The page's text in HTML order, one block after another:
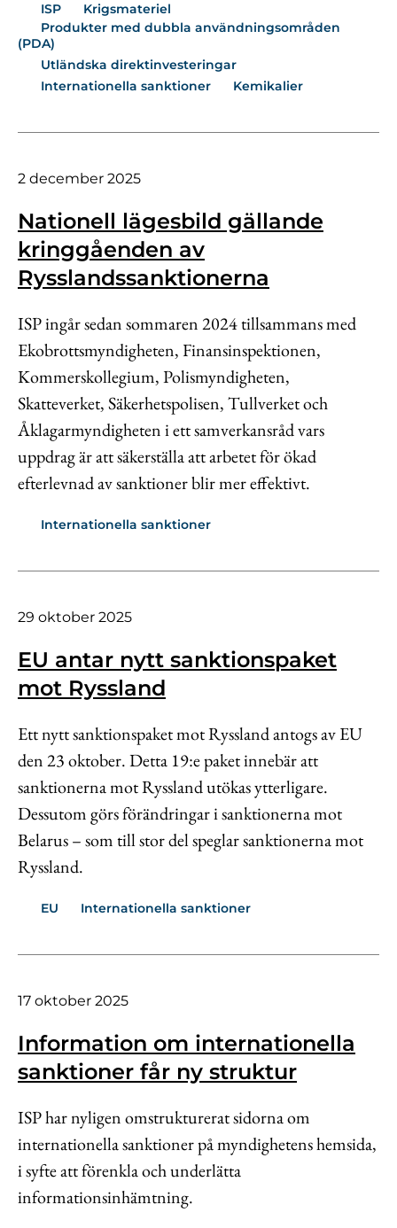
ISP
Krigsmateriel
Produkter med dubbla användningsområden
(PDA)
Utländska direktinvesteringar
Internationella sanktioner
Kemikalier
2 december 2025
Nationell lägesbild gällande
kringgåenden av
Rysslandssanktionerna
ISP ingår sedan sommaren 2024 tillsammans med
Ekobrottsmyndigheten, Finansinspektionen,
Kommerskollegium, Polismyndigheten,
Skatteverket, Säkerhetspolisen, Tullverket och
Åklagarmyndigheten i ett samverkansråd vars
uppdrag är att säkerställa att arbetet för ökad
efterlevnad av sanktioner blir mer effektivt.
Internationella sanktioner
29 oktober 2025
EU antar nytt sanktionspaket
mot Ryssland
Ett nytt sanktionspaket mot Ryssland antogs av EU
den 23 oktober. Detta 19:e paket innebär att
sanktionerna mot Ryssland utökas ytterligare.
Dessutom görs förändringar i sanktionerna mot
Belarus – som till stor del speglar sanktionerna mot
Ryssland.
EU Internationella sanktioner
17 oktober 2025
Information om internationella
sanktioner får ny struktur
ISP har nyligen omstrukturerat sidorna om
internationella sanktioner på myndighetens hemsida,
i syfte att förenkla och underlätta
informationsinhämtning.